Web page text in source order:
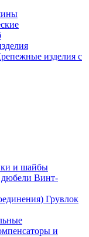
изделия с
и шайбы
Винт-
Грувлок
и